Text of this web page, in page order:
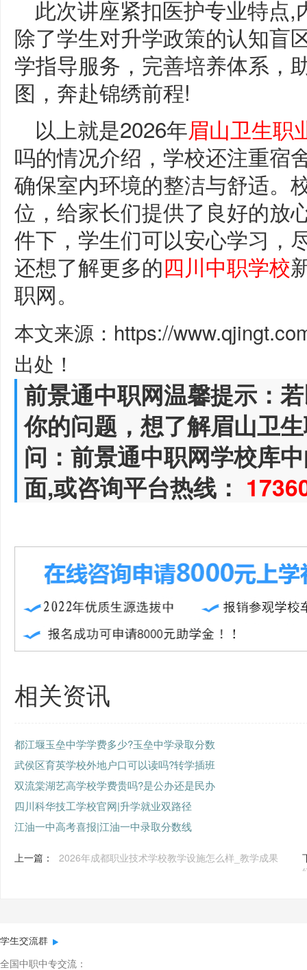
此次讲座紧扣医护专业特点
除了学生对升学政策的认知盲
学指导服务，完善培养体系，
图，奔赴锦绣前程!
以上就是2026年眉山卫生职
吗的情况介绍，学校还注重宿
确保室内环境的整洁与舒适。
位，给家长们提供了良好的放
件下，学生们可以安心学习，
还想了解更多的四川中职学校
职网。
本文来源：https://
出处！
前景通中职网温馨提示：
你的问题，想了解眉山卫
问：前景通中职网学校库
面,或咨询平台热线：
相关资讯
都江堰玉垒中学学费多少?玉垒中学录取分数
武侯区育英学校外地户口可以读吗?转学插班
双流棠湖艺高学校学费贵吗?是公办还是民办
四川科华技工学校官网|升学就业双路径
江油一中高考喜报|江油一中录取分数线
上一篇： 2026年成都职业技术学校教学设施怎么样_教学成果
学生交流群
全国中职中专交流：